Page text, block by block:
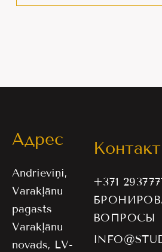
Адрес
Andrieviņi,
Varakļānu
pagasts
Varakļānu
novads, LV-
+371
ВОПРОСЫ